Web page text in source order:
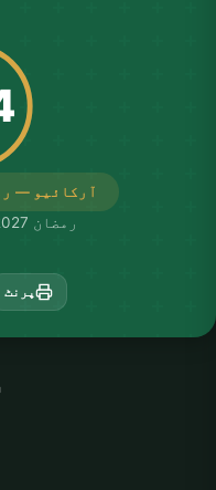
آرکائیو — رمضان 2026
رمضان 2027 شروع: 08.02.2027
پرنٹ